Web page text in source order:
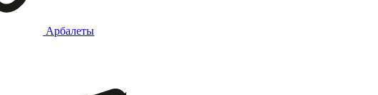
Арбалеты